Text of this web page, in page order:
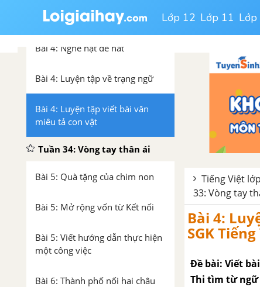
Lớp 12 Lớp 11 Lớp
cho bài văn miêu tả con vật
Bài 4: Nghe hạt dẻ hát
Bài 4: Luyện tập về trạng ngữ
Bài 4: Luyện tập viết bài văn
miêu tả con vật
Tuần 34: Vòng tay thân ái
Bài 5: Quà tặng của chim non
Bài 5: Mở rộng vốn từ Kết nối
Bài 5: Viết hướng dẫn thực hiện
một công việc
Bài 6: Thành phố nối hai châu
Tiếng Việt
33: Vòng tay
Bài 4:
SGK
Đề bài: Viết
Thi tìm từ ngữ